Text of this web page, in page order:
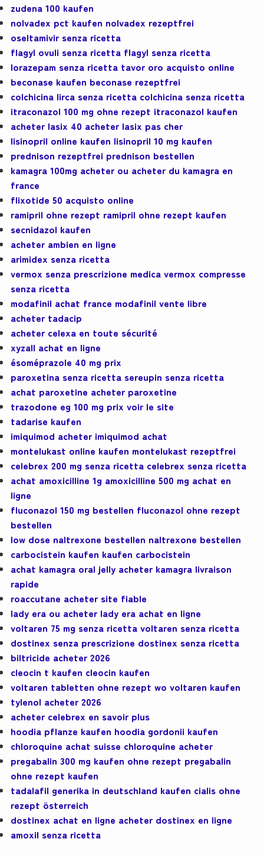
zudena 100 kaufen
nolvadex pct kaufen nolvadex rezeptfrei
oseltamivir senza ricetta
flagyl ovuli senza ricetta flagyl senza ricetta
lorazepam senza ricetta tavor oro acquisto online
beconase kaufen beconase rezeptfrei
colchicina lirca senza ricetta colchicina senza ricetta
itraconazol 100 mg ohne rezept itraconazol kaufen
acheter lasix 40 acheter lasix pas cher
lisinopril online kaufen lisinopril 10 mg kaufen
prednison rezeptfrei prednison bestellen
kamagra 100mg acheter ou acheter du kamagra en
france
flixotide 50 acquisto online
ramipril ohne rezept ramipril ohne rezept kaufen
secnidazol kaufen
acheter ambien en ligne
arimidex senza ricetta
vermox senza prescrizione medica vermox compresse
senza ricetta
modafinil achat france modafinil vente libre
acheter tadacip
acheter celexa en toute sécurité
xyzall achat en ligne
ésoméprazole 40 mg prix
paroxetina senza ricetta sereupin senza ricetta
achat paroxetine acheter paroxetine
trazodone eg 100 mg prix voir le site
tadarise kaufen
imiquimod acheter imiquimod achat
montelukast online kaufen montelukast rezeptfrei
celebrex 200 mg senza ricetta celebrex senza ricetta
achat amoxicilline 1g amoxicilline 500 mg achat en
ligne
fluconazol 150 mg bestellen fluconazol ohne rezept
bestellen
low dose naltrexone bestellen naltrexone bestellen
carbocistein kaufen kaufen carbocistein
achat kamagra oral jelly acheter kamagra livraison
rapide
roaccutane acheter site fiable
lady era ou acheter lady era achat en ligne
voltaren 75 mg senza ricetta voltaren senza ricetta
dostinex senza prescrizione dostinex senza ricetta
biltricide acheter 2026
cleocin t kaufen cleocin kaufen
voltaren tabletten ohne rezept wo voltaren kaufen
tylenol acheter 2026
acheter celebrex en savoir plus
hoodia pflanze kaufen hoodia gordonii kaufen
chloroquine achat suisse chloroquine acheter
pregabalin 300 mg kaufen ohne rezept pregabalin
ohne rezept kaufen
tadalafil generika in deutschland kaufen cialis ohne
rezept österreich
dostinex achat en ligne acheter dostinex en ligne
amoxil senza ricetta